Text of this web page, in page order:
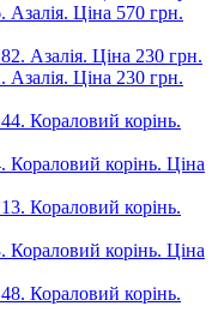
Азалія. Ціна 570 грн.
Азалія. Ціна 230 грн.
Кораловий корінь. Ціна
Кораловий корінь. Ціна